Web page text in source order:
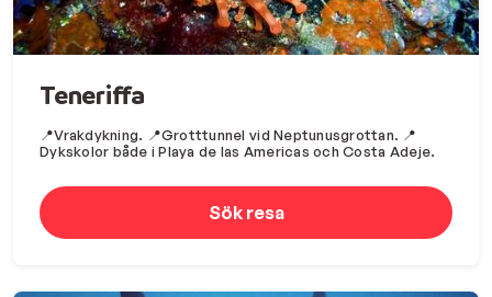
Teneriffa
📍Vrakdykning. 📍Grotttunnel vid Neptunusgrottan. 📍
Dykskolor både i Playa de las Americas och Costa Adeje.
Sök resa